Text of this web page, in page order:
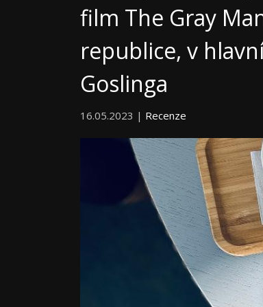
film The Gray
republice, v
Goslinga
16.05.2023 | Recenze